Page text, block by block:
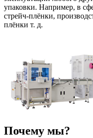
упаковки. Например, в
стрейч-плёнки,
плёнки т. д.
Почему мы?